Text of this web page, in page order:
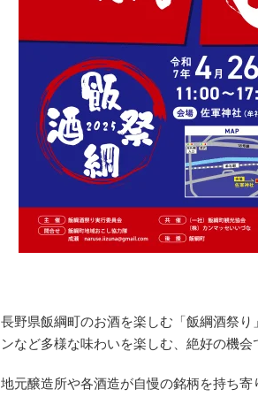
長野県飯綱町のお酒を楽しむ「飯綱酒祭
ンなど多様な味わいを楽しむ、絶好の機会
地元醸造所や各酒造が自慢の銘柄を持ち寄